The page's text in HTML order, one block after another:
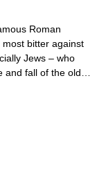
Roman
bitter against
Jews – who
and fall of the old…